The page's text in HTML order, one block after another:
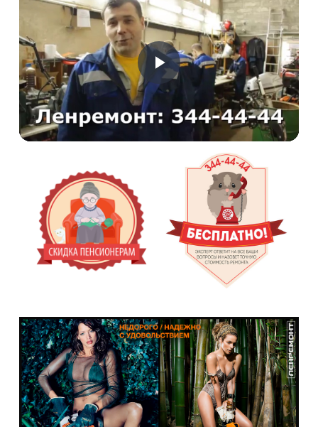
Воспроизвести
Видео